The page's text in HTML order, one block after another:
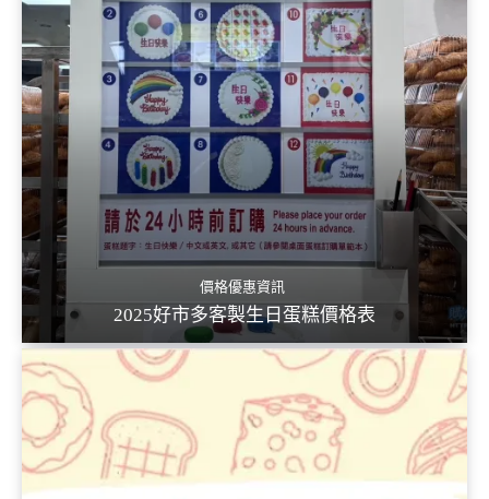
價格優惠資訊
2025好市多客製生日蛋糕價格表